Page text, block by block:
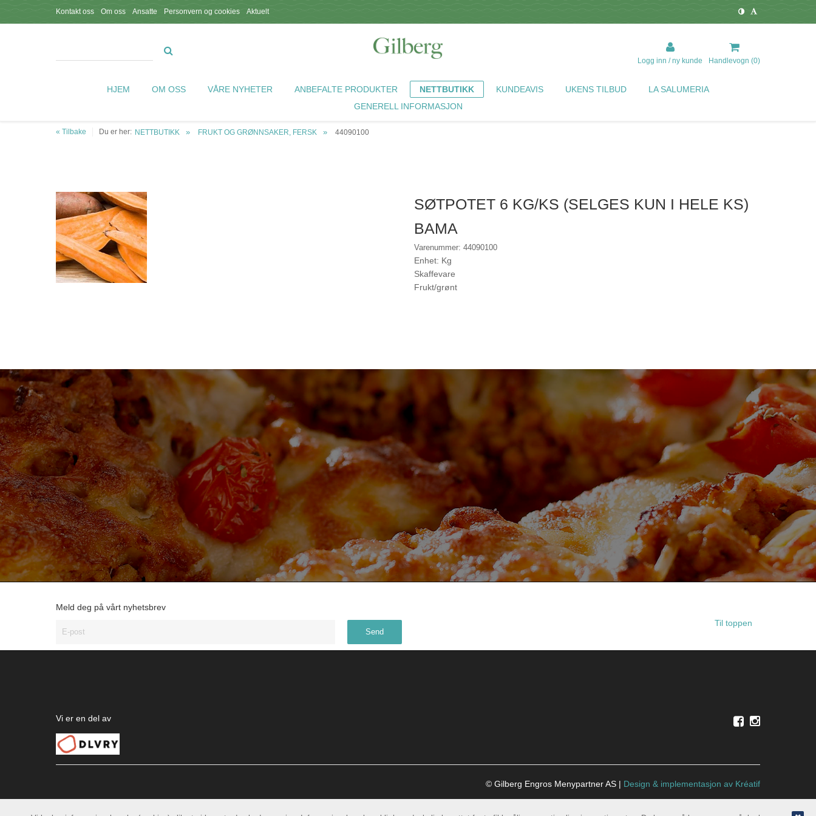
Kontakt oss Om oss Ansatte Personvern og cookies Aktuelt
Logg inn / ny kunde Handlevogn (0)
HJEM OM OSS VÅRE NYHETER ANBEFALTE PRODUKTER NETTBUTIKK KUNDEAVIS UKENS TILBUD
LA SALUMERIA
GENERELL INFORMASJON
« Tilbake Du er her: NETTBUTIKK FRUKT OG GRØNNSAKER, FERSK 44090100
SØTPOTET 6 KG/KS (SELGES KUN I HELE KS)
BAMA
Varenummer: 44090100
Enhet: Kg
Skaffevare
Frukt/grønt
Meld deg på vårt nyhetsbrev
Til toppen
Vi er en del av
© Gilberg Engros Menypartner AS | Design & implementasjon av Kréatif